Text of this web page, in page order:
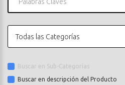
Todas las Categorías
Buscar en Sub-Categorías
Buscar en descripción del Producto